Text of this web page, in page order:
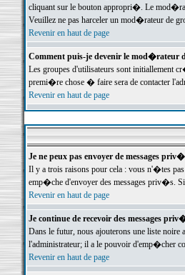
cliquant sur le bouton appropri�. Le
Veuillez ne pas harceler un mod�rateur de
Revenir en haut de page
Comment puis-je devenir le mod�rateur
Les groupes d'utilisateurs sont
premi�re chose � faire sera de contacter
Revenir en haut de page
Je ne peux pas envoyer de messages
Il y a trois raisons pour cela : vous n'�tes
emp�che d'envoyer des messages priv�s.
Revenir en haut de page
Je continue de recevoir des messages
Dans le futur, nous ajouterons une liste
l'administrateur; il a le pouvoir d'emp�cher
Revenir en haut de page